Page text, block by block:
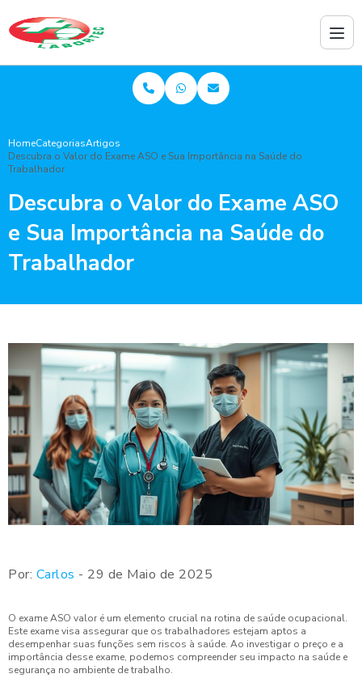
HomeCategoriasArtigos
Descubra o Valor do Exame ASO e Sua Importância na Saúde do
Trabalhador
Descubra o Valor do Exame ASO
e Sua Importância na Saúde do
Trabalhador
Por: Carlos - 29 de Maio de 2025
O exame ASO valor é um elemento crucial na rotina de saúde ocupacional.
Este exame visa assegurar que os trabalhadores estejam aptos a
desempenhar suas funções sem riscos à saúde. Ao investigar o preço e a
importância desse exame, podemos compreender seu impacto na saúde e
segurança no ambiente de trabalho.